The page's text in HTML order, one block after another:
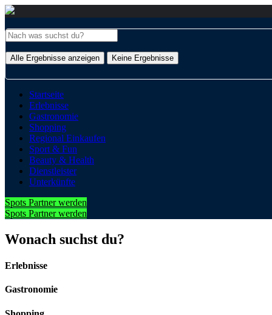
Alle Ergebnisse anzeigen Keine Ergebnisse
Startseite
Erlebnisse
Gastronomie
Shopping
Regional Einkaufen
Sport & Fun
Beauty & Health
Dienstleister
Unterkünfte
Spots Partner werden
Spots Partner werden
Wonach suchst du?
Erlebnisse
Gastronomie